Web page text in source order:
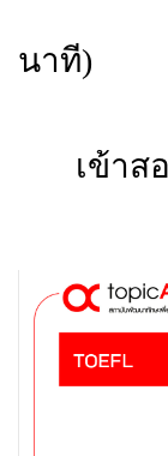
(150
นาที)
4.2
เข้าส
(ขั้น